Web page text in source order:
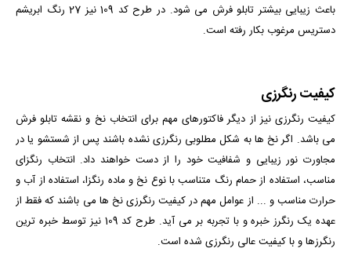
باعث زیبایی بیشتر تابلو فرش می شود.
در طرح کد 109 نیز 27 رنگ ابریشم
دستریس مرغوب بکار رفته است.
کیفیت رنگرزی
کیفیت رنگرزی نیز از دیگر فاکتورهای مهم برای انتخاب نخ و نقشه تابلو فرش
می باشد. اگر نخ ها به شکل مطلوبی رنگرزی نشده باشند پس از شستشو یا در
مجاورت نور زیبایی و شفافیت خود را از دست خواهند داد. انتخاب رنگزای
مناسب، استفاده از حمام رنگ متناسب با نوع نخ و ماده رنگزا، استفاده از آب و
حرارت مناسب و ... از عوامل مهم در کیفیت رنگرزی نخ ها می باشند که فقط از
عهده یک رنگرز خبره و با تجربه بر می آید. طرح کد 109 نیز توسط خبره ترین
رنگرزها و با کیفیت عالی رنگرزی شده است.